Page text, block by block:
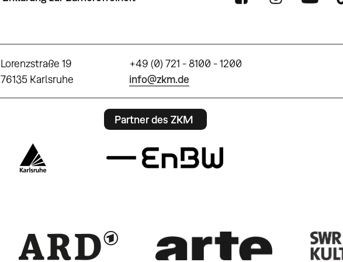
Lorenzstraße 19
76135 Karlsruhe
+49 (0) 721 - 8100 - 1200
info@zkm.de
Partner des ZKM